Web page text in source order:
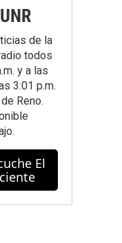
de la
todos
y a las
3:01 p.m.
Reno.
El